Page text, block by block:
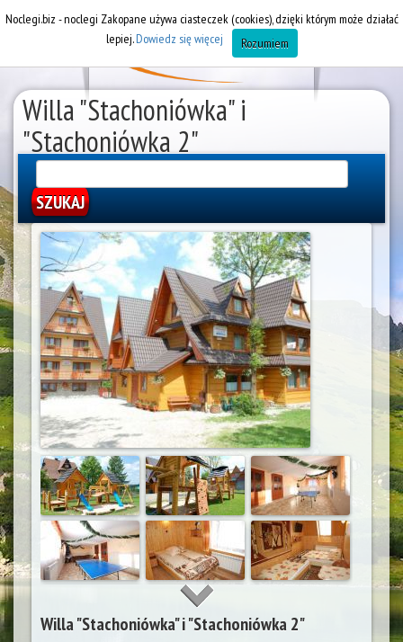
Willa "Stachoniówka" i
"Stachoniówka 2"
Wynajem pokoi Zakopane
Willa "Stachoniówka" i "Stachoniówka 2"
Noclegi.biz - noclegi Zakopane używa ciasteczek (cookies), dzięki którym może działać
lepiej.Dowiedz się więcej Rozumiem